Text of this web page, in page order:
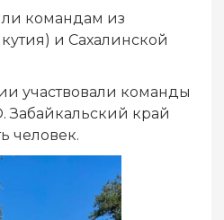
командам из
и Сахалинской
участвовали команды
Забайкальский край
человек.